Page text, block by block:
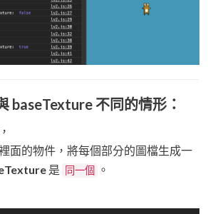
baseTexture不同的情形：
面的物件，將每個部分的圖檔生成一
是 同一個 。